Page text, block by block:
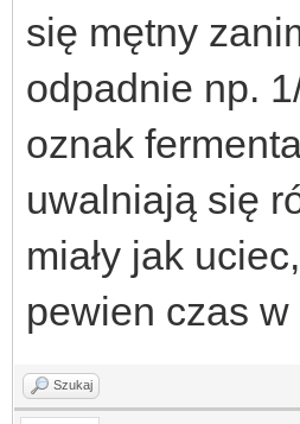
się mętny
odpadnie np.
oznak
uwalniają się
miały jak
pewien czas
Szukaj